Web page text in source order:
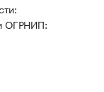
ОГРНИП: